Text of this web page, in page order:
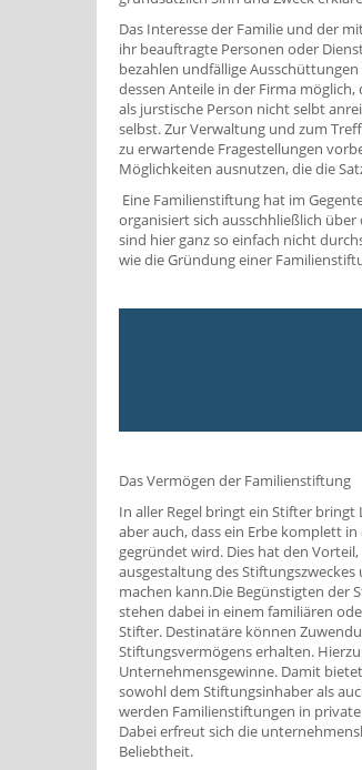
Das Interesse der Familie und der
ihr beauftragte Personen oder
bezahlen undfällige
dessen Anteile in der Firma
als jurstische Person nicht selbt
selbst. Zur Verwaltung und zum
zu erwartende Fragestellungen
Möglichkeiten ausnutzen, die die
Eine Familienstiftung hat im
organisiert sich ausschhließlich
sind hier ganz so einfach nicht
wie die Gründung einer
Das Vermögen der Familienstiftung
In aller Regel bringt ein Stifter
aber auch, dass ein Erbe komplett
gegründet wird. Dies hat den
ausgestaltung des
machen kann.Die Begünstigten der
stehen dabei in einem familiären
Stifter. Destinatäre können
Stiftungsvermögens erhalten.
Unternehmensgewinne. Damit
sowohl dem Stiftungsinhaber als
werden Familienstiftungen in
Dabei erfreut sich die
Beliebtheit.